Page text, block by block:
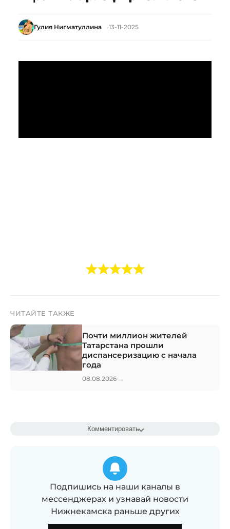
Гулия Нигматуллина 13-11-2025
ЧИТАЙТЕ ТАКЖЕ
Почти миллион жителей
Татарстана прошли
диспансеризацию с начала
года
08.08.2026 →
Комментировать
Подпишись на наши каналы в
мессенджерах и узнавай новости
Нижнекамска раньше других